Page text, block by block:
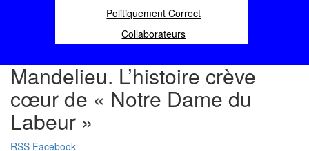
Politiquement Correct
Collaborateurs
Mandelieu. L’histoire crève
cœur de « Notre Dame du
Labeur »
RSS Facebook